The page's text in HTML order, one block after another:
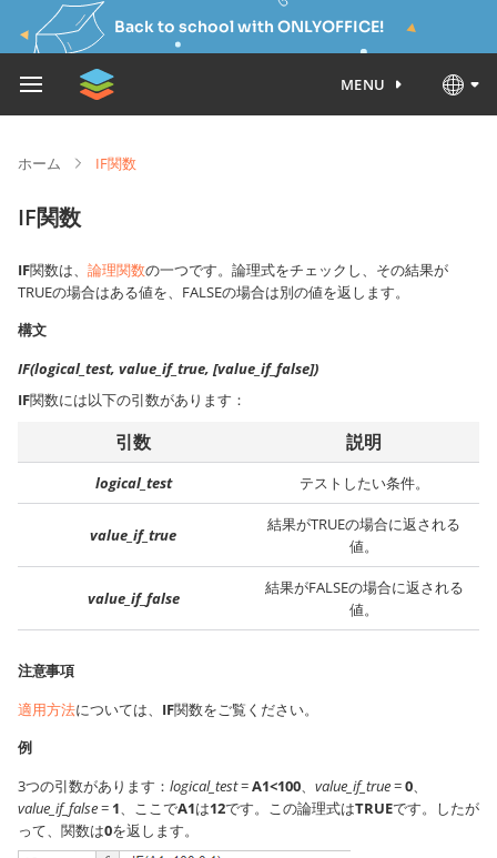
Back to school with ONLYOFFICE!
MENU
ホーム IF関数
IF関数
IF関数は、 論理関数の一つです。論理式をチェックし、その結果が
TRUEの場合はある値を、FALSEの場合は別の値を返します。
構文
IF(logical_test, value_if_true, [value_if_false])
IF関数には以下の引数があります：
引数 説明
logical_test テストしたい条件。
value_if_true
結果がTRUEの場合に返される
値。
value_if_false
結果がFALSEの場合に返される
値。
注意事項
適用方法については、 IF関数をご覧ください。
例
3つの引数があります： logical_test=A1<100、 value_if_true=0、
value_if_false= 1、ここでA1は12です。この論理式はTRUEです。したが
って、関数は0を返します。